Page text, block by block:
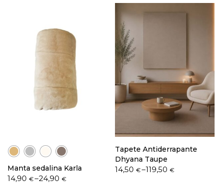
Manta sedalina Karla
14,90 €–24,90€
Price
Tapete Antiderrapante
Dhyana Taupe
14,50 €–119,50 €
Price